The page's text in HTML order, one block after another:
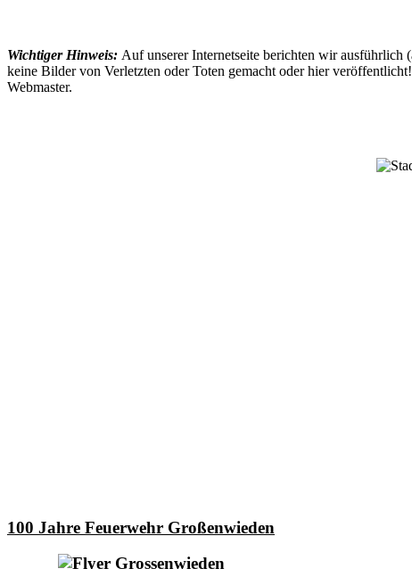
Wichtiger Hinweis: Auf unserer Internetseite berichten wir ausführlich
keine Bilder von Verletzten oder Toten gemacht oder hier
Webmaster.
100 Jahre Feuerwehr Großenwieden